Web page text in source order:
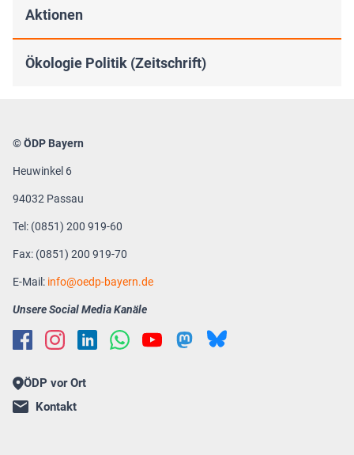
Aktionen
Ökologie Politik (Zeitschrift)
© ÖDP Bayern
Heuwinkel 6
94032 Passau
Tel: (0851) 200 919-60
Fax: (0851) 200 919-70
E-Mail: info oedp-bayern.de
Unsere Social Media Kanäle
ÖDP vor Ort
Kontakt